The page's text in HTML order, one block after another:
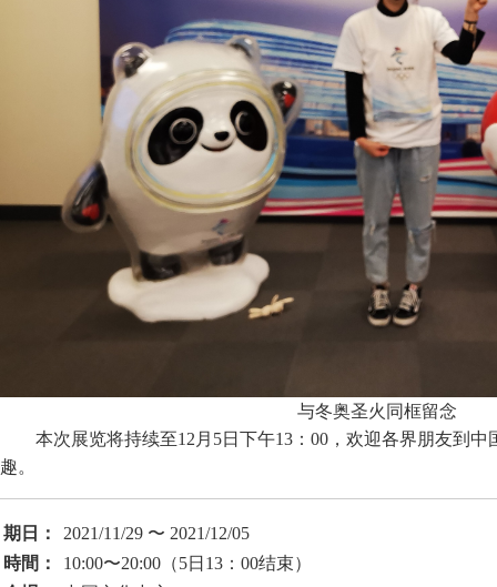
与冬奥圣火同框留念
本次展览将持续至12月5日下午13：00，欢迎各界朋友到
趣。
期日：
2021/11/29 〜 2021/12/05
時間：
10:00〜20:00（5日13：00结束）